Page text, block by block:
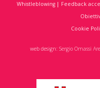
Whistleblowing | Feedback
Cookie
web design: Sergio Omassi